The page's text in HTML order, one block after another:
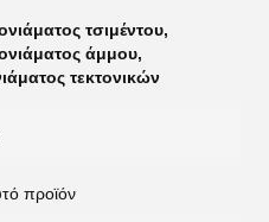
τσιμέντου,
άμμου,
τεκτονικών
προϊόν